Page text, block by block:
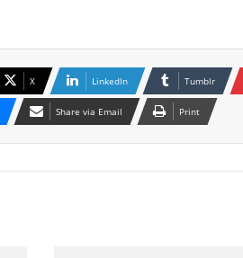
X LinkedIn Tumblr
Share via Email Print